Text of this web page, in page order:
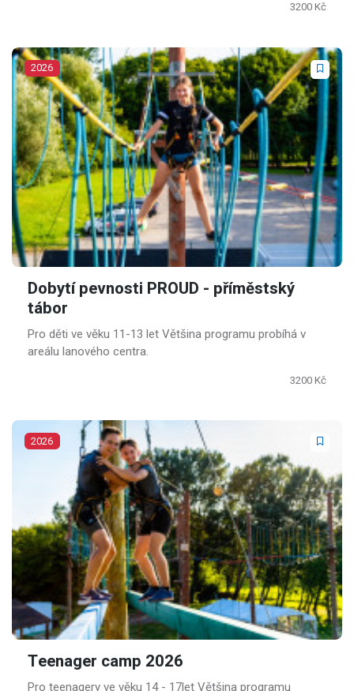
3200 Kč
2026
Dobytí pevnosti PROUD - příměstský
tábor
Pro děti ve věku 11-13 let Většina programu probíhá v
areálu lanového centra.
3200 Kč
2026
Teenager camp 2026
Pro teenagery ve věku 14 - 17let Většina programu